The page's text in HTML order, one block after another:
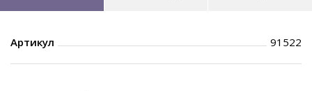
Артикул 91522